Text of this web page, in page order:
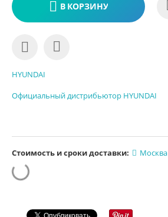
В КОРЗИНУ
HYUNDAI
Официальный дистрибьютор HYUNDAI
Стоимость и сроки доставки: Москва